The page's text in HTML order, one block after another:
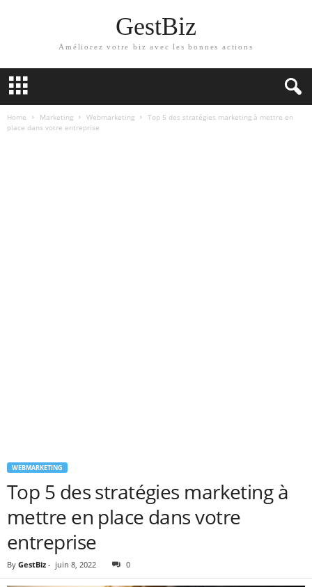
GestBiz
Améliorez votre biz avec les bonnes actions
Home Marketing Webmarketing
Top 5 des stratégies marketing à mettre en
place dans votre entreprise
WEBMARKETING
Top 5 des stratégies marketing à
mettre en place dans votre
entreprise
By GestBiz - juin 8, 2022 0